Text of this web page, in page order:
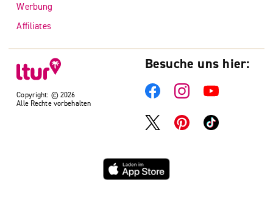
Copyright: © 2026
Alle Rechte vorbehalten
Werbung
Affiliates
Besuche uns hier: